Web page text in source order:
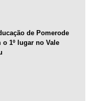
de Pomerode
o 1º lugar no Vale